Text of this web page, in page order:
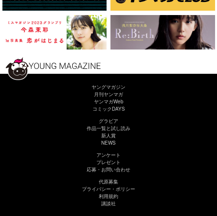
ヤングマガジン
月刊ヤンマガ
ヤンマガWeb
コミックDAYS
グラビア
作品一覧と試し読み
新人賞
NEWS
アンケート
プレゼント
応募・お問い合わせ
代原募集
プライバシー・ポリシー
利用規約
講談社